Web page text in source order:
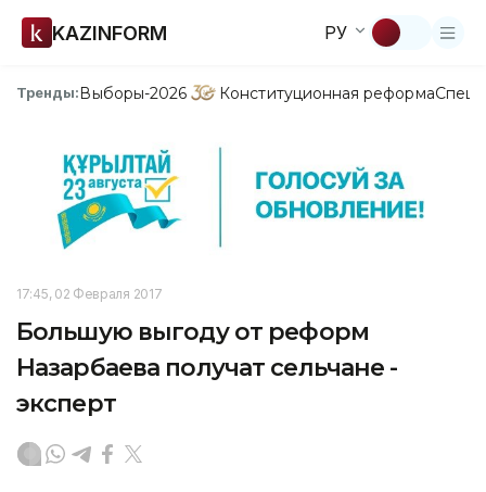
KAZINFORM РУ
Тренды:Выборы-2026 Конституционная реформа
17:45, 02 Февраля 2017
Большую выгоду от реформ
Назарбаева получат сельчане -
эксперт